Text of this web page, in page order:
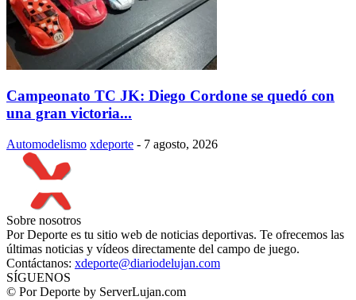
Campeonato TC JK: Diego Cordone se quedó con
una gran victoria...
Automodelismo xdeporte - 7 agosto, 2026
Sobre nosotros
Por Deporte es tu sitio web de noticias deportivas. Te ofrecemos las
últimas noticias y vídeos directamente del campo de juego.
Contáctanos: xdeporte@diariodelujan.com
SÍGUENOS
© Por Deporte by ServerLujan.com